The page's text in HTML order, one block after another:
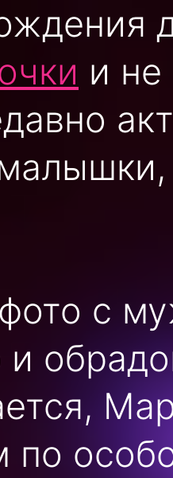
и не
с
и
по